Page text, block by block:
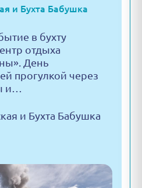
и Бухта Бабушка
в бухту
отдыха
День
прогулкой через
и…
и Бухта Бабушка